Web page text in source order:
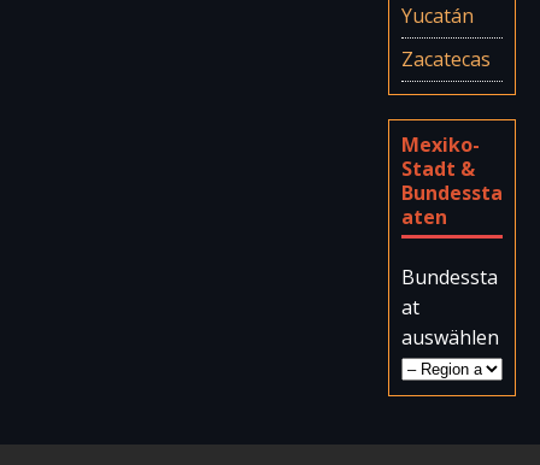
Yucatán
Zacatecas
Mexiko-
Stadt &
Bundessta
aten
Bundessta
at
auswählen